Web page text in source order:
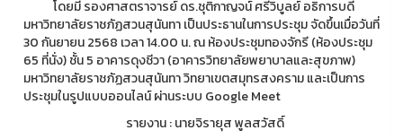
โดยมี รองศาสตราจารย์ ดร.ชุติกาญจน์ ศรีวิบูลย์ อธิการบดี
มหาวิทยาลัยราชภัฏสวนสุนันทา เป็นประธานในการประชุม จัดขึ้นเมื่อวันที่
30 กันยายน 2568 เวลา 14.00 น. ณ ห้องประชุมทองจักรี (ห้องประชุม
65 ที่นั่ง) ชั้น 5 อาคารดุงชีวา (อาคารวิทยาลัยพยาบาลและสุขภาพ)
มหาวิทยาลัยราชภัฏสวนสุนันทา วิทยาเขตสมุทรสงคราม และเป็นการ
ประชุมในรูปแบบออนไลน์ ผ่านระบบ Google Meet
รายงาน : นายจิรายุส พูลสวัสดิ์